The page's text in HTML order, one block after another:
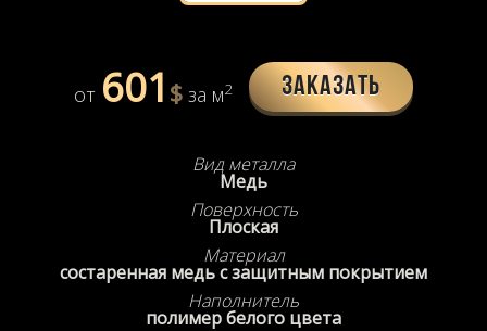
от 601 $ за м2 Заказать
Вид металла
Медь
Поверхность
Плоская
Материал
состаренная медь с защитным покрытием
Наполнитель
полимер белого цвета